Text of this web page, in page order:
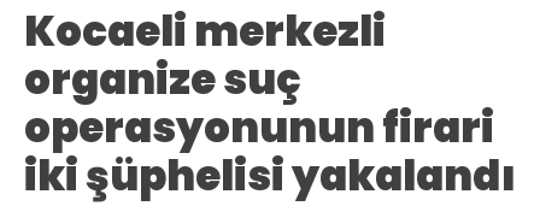
Kocaeli merkezli
organize suç
operasyonunun firari
iki şüphelisi yakalandı